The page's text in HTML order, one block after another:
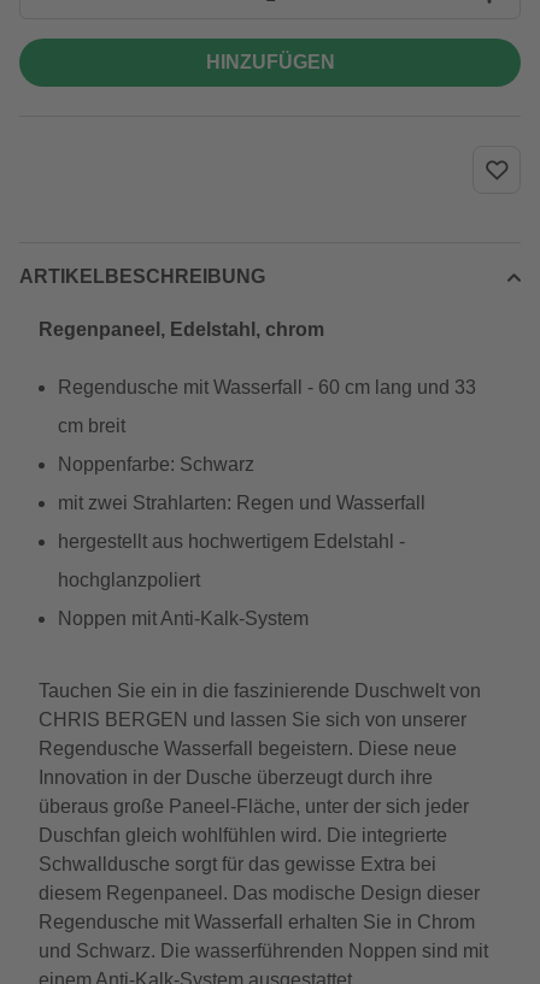
HINZUFÜGEN
ARTIKELBESCHREIBUNG
Regenpaneel, Edelstahl, chrom
Regendusche mit Wasserfall - 60 cm lang und 33
cm breit
Noppenfarbe: Schwarz
mit zwei Strahlarten: Regen und Wasserfall
hergestellt aus hochwertigem Edelstahl -
hochglanzpoliert
Noppen mit Anti-Kalk-System
Tauchen Sie ein in die faszinierende Duschwelt von
CHRIS BERGEN und lassen Sie sich von unserer
Regendusche Wasserfall begeistern. Diese neue
Innovation in der Dusche überzeugt durch ihre
überaus große Paneel-Fläche, unter der sich jeder
Duschfan gleich wohlfühlen wird. Die integrierte
Schwalldusche sorgt für das gewisse Extra bei
diesem Regenpaneel. Das modische Design dieser
Regendusche mit Wasserfall erhalten Sie in Chrom
und Schwarz. Die wasserführenden Noppen sind mit
einem Anti-Kalk-System ausgestattet.